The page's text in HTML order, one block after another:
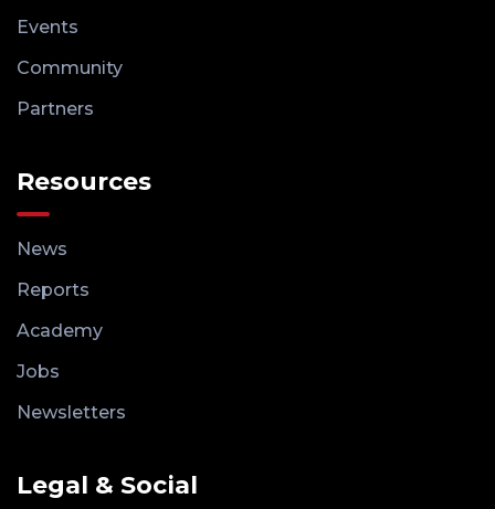
Events
Community
Partners
Resources
News
Reports
Academy
Jobs
Newsletters
Legal & Social